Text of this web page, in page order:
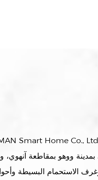
بمدينة ووهو بمقاطعة